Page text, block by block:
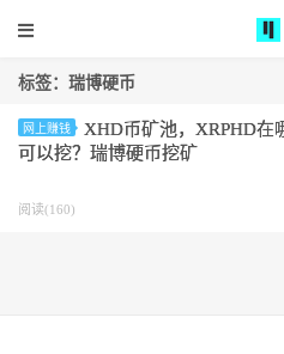
标签：瑞博硬币
网上赚钱
XHD币矿池，XRPHD在
可以挖？瑞博硬币挖矿
阅读(160)